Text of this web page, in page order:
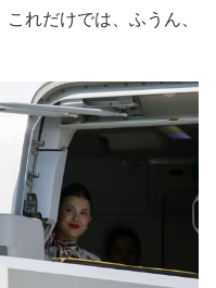
れだけでは、ふうん、